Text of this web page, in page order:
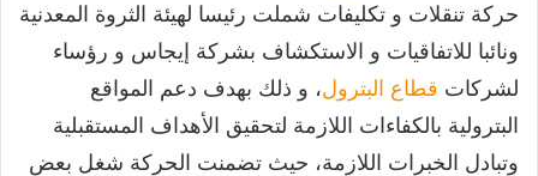
حركة تنقلات و تكليفات شملت رئيسا لهيئة الثروة المعدنية
ونائبا للاتفاقيات و الاستكشاف بشركة إيجاس و رؤساء
لشركات قطاع البترول، و ذلك بهدف دعم المواقع
البترولية بالكفاءات اللازمة لتحقيق الأهداف المستقبلية
وتبادل الخبرات اللازمة، حيث تضمنت الحركة شغل بعض